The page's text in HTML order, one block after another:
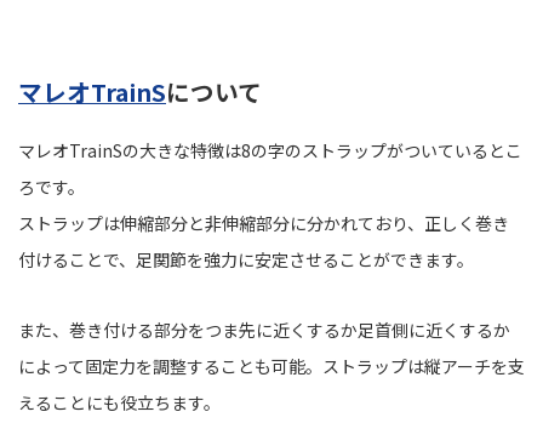
マレオTrainSについて
マレオTrainSの大きな特徴は8の字のストラップがついているとこ
ろです。
ストラップは伸縮部分と非伸縮部分に分かれており、正しく巻き
付けることで、足関節を強力に安定させることができます。
また、巻き付ける部分をつま先に近くするか足首側に近くするか
によって固定力を調整することも可能。ストラップは縦アーチを支
えることにも役立ちます。